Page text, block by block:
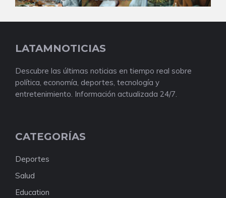
LATAMNOTICIAS
Descubre las últimas noticias en tiempo real sobre
política, economía, deportes, tecnología y
entretenimiento. Información actualizada 24/7.
CATEGORÍAS
Deportes
Salud
Education